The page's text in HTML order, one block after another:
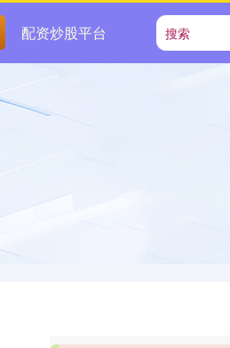
配资炒股平台